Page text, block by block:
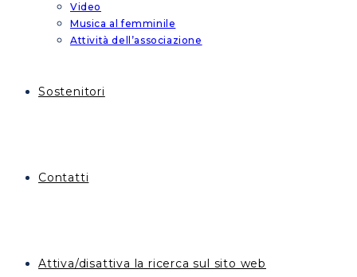
Video
Musica al femminile
Attività dell’associazione
Sostenitori
Contatti
Attiva/disattiva la ricerca sul sito web